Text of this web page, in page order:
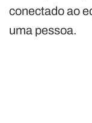
conectado ao
uma pessoa.